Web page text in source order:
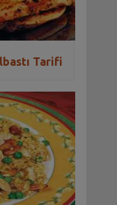
Tarifi